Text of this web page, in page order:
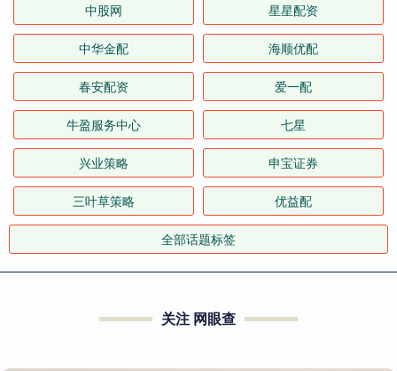
中股网 星星配资
中华金配 海顺优配
春安配资 爱一配
牛盈服务中心 七星
兴业策略 申宝证券
三叶草策略 优益配
全部话题标签
关注 网眼查